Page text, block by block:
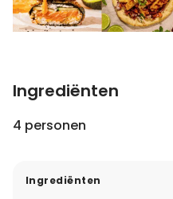
Ingrediënten
4 personen
Ingrediënten